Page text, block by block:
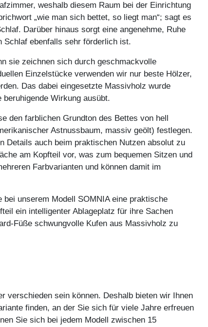
weshalb diesem Raum bei der Einrichtung
„wie man sich bettet, so liegt man“; sagt es
Darüber hinaus sorgt eine angenehme, Ruhe
Schlaf ebenfalls sehr förderlich ist.
sie zeichnen sich durch geschmackvolle
Einzelstücke verwenden wir nur beste Hölzer,
Das dabei eingesetzte Massivholz wurde
Wirkung ausübt.
den farblichen Grundton des Bettes von hell
Astnussbaum, massiv geölt) festlegen.
Details auch beim praktischen Nutzen absolut zu
am Kopfteil vor, was zum bequemen Sitzen und
Farbvarianten und können damit im
unserem Modell SOMNIA eine praktische
ein intelligenter Ablageplatz für ihre Sachen
Füße schwungvolle Kufen aus Massivholz zu
verschieden sein können. Deshalb bieten wir Ihnen
finden, an der Sie sich für viele Jahre erfreuen
Sie sich bei jedem Modell zwischen 15